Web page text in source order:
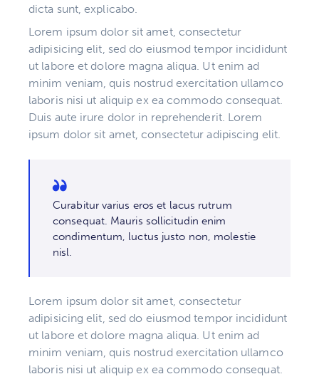
dicta sunt, explicabo.
Lorem ipsum dolor sit amet, consectetur
adipisicing elit, sed do eiusmod tempor incididunt
ut labore et dolore magna aliqua. Ut enim ad
minim veniam, quis nostrud exercitation ullamco
laboris nisi ut aliquip ex ea commodo consequat.
Duis aute irure dolor in reprehenderit. Lorem
ipsum dolor sit amet, consectetur adipiscing elit.
Curabitur varius eros et lacus rutrum
consequat. Mauris sollicitudin enim
condimentum, luctus justo non, molestie
nisl.
Lorem ipsum dolor sit amet, consectetur
adipisicing elit, sed do eiusmod tempor incididunt
ut labore et dolore magna aliqua. Ut enim ad
minim veniam, quis nostrud exercitation ullamco
laboris nisi ut aliquip ex ea commodo consequat.